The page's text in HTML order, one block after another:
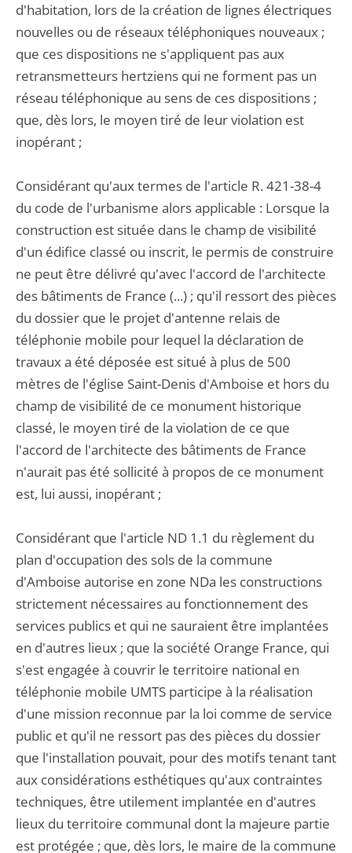
d'habitation, lors de la création de lignes électriques
nouvelles ou de réseaux téléphoniques nouveaux ;
que ces dispositions ne s'appliquent pas aux
retransmetteurs hertziens qui ne forment pas un
réseau téléphonique au sens de ces dispositions ;
que, dès lors, le moyen tiré de leur violation est
inopérant ;
Considérant qu'aux termes de l'article R. 421-38-4
du code de l'urbanisme alors applicable : Lorsque la
construction est située dans le champ de visibilité
d'un édifice classé ou inscrit, le permis de construire
ne peut être délivré qu'avec l'accord de l'architecte
des bâtiments de France (...) ; qu'il ressort des pièces
du dossier que le projet d'antenne relais de
téléphonie mobile pour lequel la déclaration de
travaux a été déposée est situé à plus de 500
mètres de l'église Saint-Denis d'Amboise et hors du
champ de visibilité de ce monument historique
classé, le moyen tiré de la violation de ce que
l'accord de l'architecte des bâtiments de France
n'aurait pas été sollicité à propos de ce monument
est, lui aussi, inopérant ;
Considérant que l'article ND 1.1 du règlement du
plan d'occupation des sols de la commune
d'Amboise autorise en zone NDa les constructions
strictement nécessaires au fonctionnement des
services publics et qui ne sauraient être implantées
en d'autres lieux ; que la société Orange France, qui
s'est engagée à couvrir le territoire national en
téléphonie mobile UMTS participe à la réalisation
d'une mission reconnue par la loi comme de service
public et qu'il ne ressort pas des pièces du dossier
que l'installation pouvait, pour des motifs tenant tant
aux considérations esthétiques qu'aux contraintes
techniques, être utilement implantée en d'autres
lieux du territoire communal dont la majeure partie
est protégée ; que, dès lors, le maire de la commune